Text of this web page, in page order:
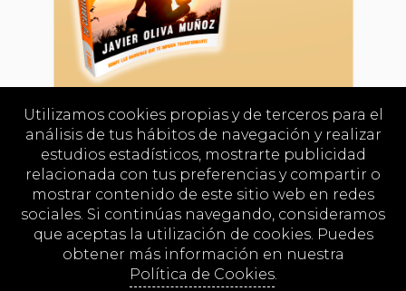
40,00€/ solo 33,33€
AHORRAS 6,67€
COMPRAR AHORA
Utilizamos cookies propias y de terceros para el
análisis de tus hábitos de navegación y realizar
estudios estadísticos, mostrarte publicidad
relacionada con tus preferencias y compartir o
mostrar contenido de este sitio web en redes
sociales. Si continúas navegando, consideramos
que aceptas la utilización de cookies. Puedes
obtener más información en nuestra
Política de Cookies.